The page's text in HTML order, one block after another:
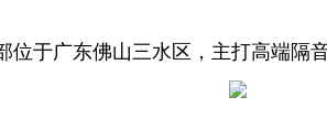
于广东佛山三水区，主打高端隔音